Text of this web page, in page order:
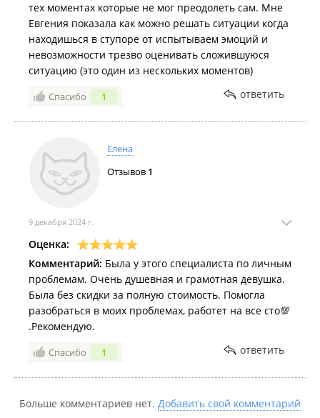
тех моментах которые не мог преодолеть сам. Мне
Евгения показала как можно решать ситуации когда
находишься в ступоре от испытываем эмоций и
невозможности трезво оценивать сложившуюся
ситуацию (это один из нескольких моментов)
Спасибо 1 ответить
Елена
Отзывов 1
9 декабря 2024 г.
Оценка:
Комментарий: Была у этого специалиста по личным
проблемам. Очень душевная и грамотная девушка.
Была без скидки за полную стоимость. Помогла
разобраться в моих проблемах, работет на все сто💯
.Рекомендую.
Спасибо 1 ответить
Больше комментариев нет. Добавить свой комментарий